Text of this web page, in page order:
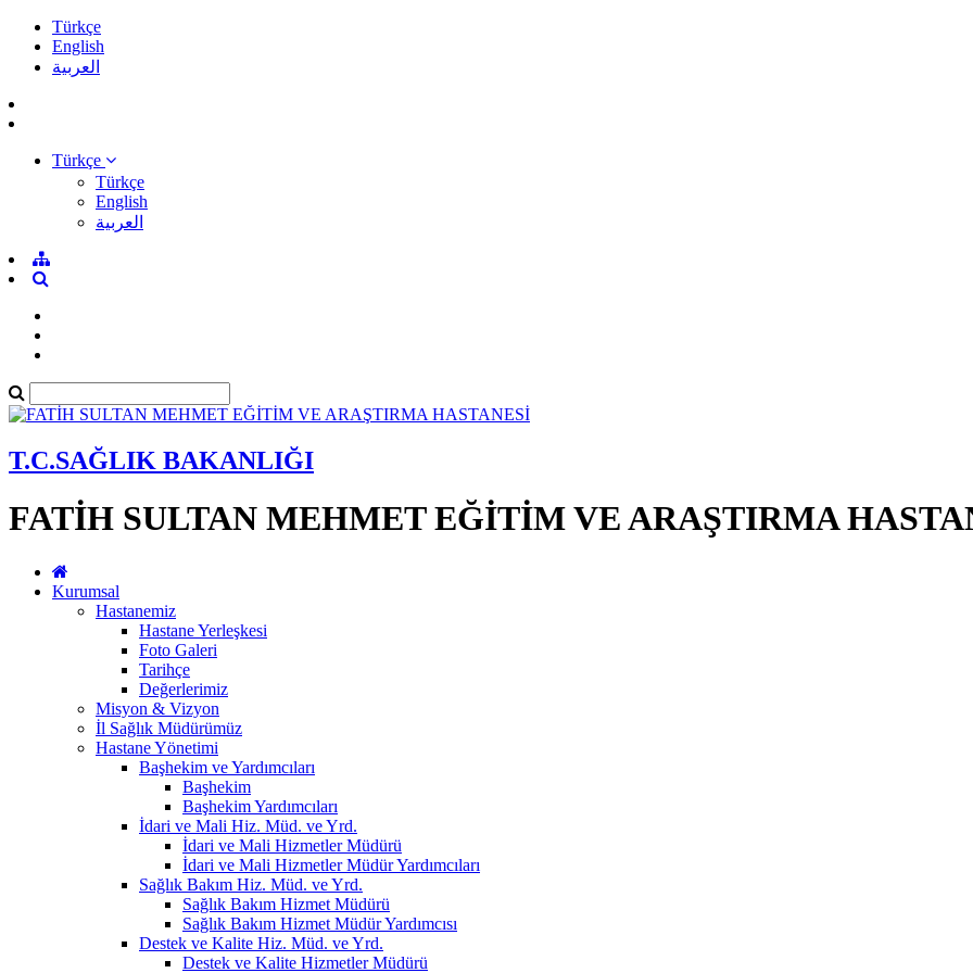
Türkçe
English
العربية
Türkçe
Türkçe
English
العربية
T.C.SAĞLIK BAKANLIĞI
FATİH SULTAN MEHMET EĞİTİM VE ARAŞTIRMA
Kurumsal
Hastanemiz
Hastane Yerleşkesi
Foto Galeri
Tarihçe
Değerlerimiz
Misyon & Vizyon
İl Sağlık Müdürümüz
Hastane Yönetimi
Başhekim ve Yardımcıları
Başhekim
Başhekim Yardımcıları
İdari ve Mali Hiz. Müd. ve Yrd.
İdari ve Mali Hizmetler Müdürü
İdari ve Mali Hizmetler Müdür Yardımcıları
Sağlık Bakım Hiz. Müd. ve Yrd.
Sağlık Bakım Hizmet Müdürü
Sağlık Bakım Hizmet Müdür Yardımcısı
Destek ve Kalite Hiz. Müd. ve Yrd.
Destek ve Kalite Hizmetler Müdürü